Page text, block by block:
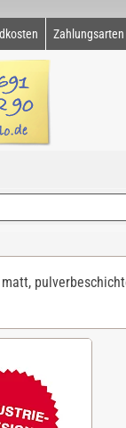
Zahlungsarten